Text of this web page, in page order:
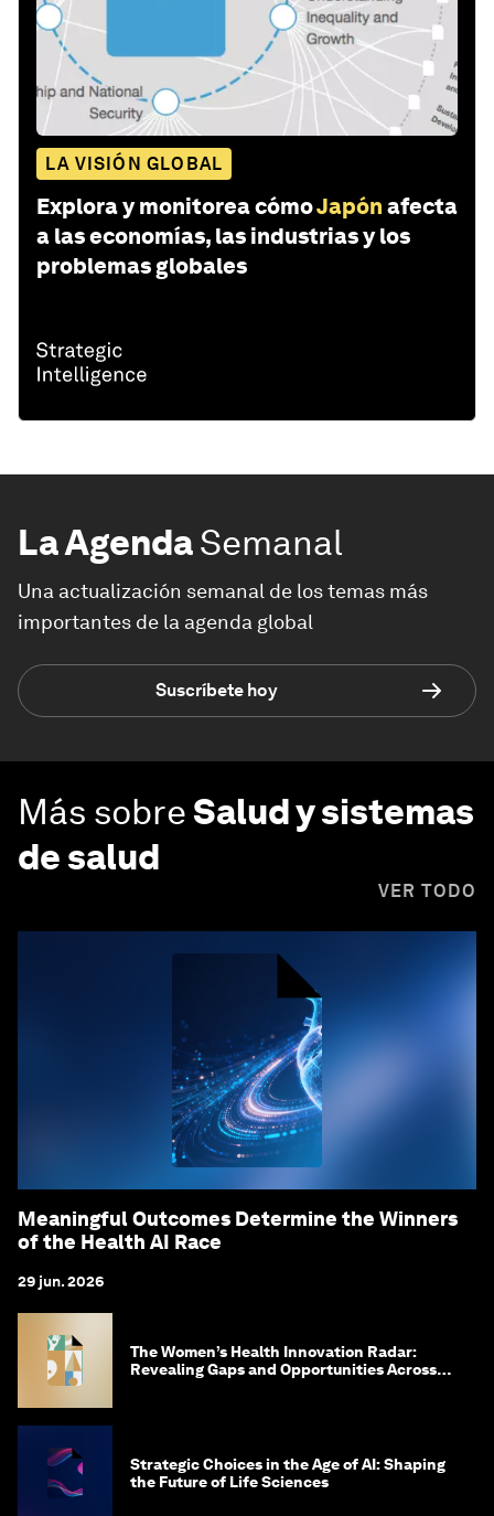
LA VISIÓN GLOBAL
Explora y monitorea cómoJapón afecta
a las economías, las industrias y los
problemas globales
La AgendaSemanal
Una actualización semanal de los temas más
importantes de la agenda global
Suscríbete hoy
Más sobreSalud y sistemas
de salud
VER TODO
Meaningful Outcomes Determine the Winners
of the Health AI Race
29 jun. 2026
The Women’s Health Innovation Radar:
Revealing Gaps and Opportunities Across
Strategic Choices in the Age of AI: Shaping
the Future of Life Sciences